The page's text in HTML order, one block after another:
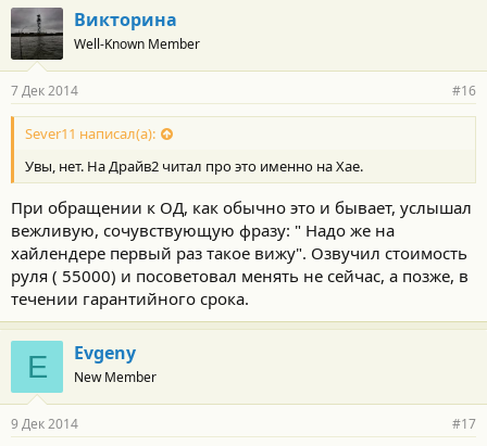
Викторина
Well-Known Member
7 Дек 2014 #16
Sever11 написал(а):
Увы, нет. На Драйв2 читал про это именно на Хае.
При обращении к ОД, как обычно это и бывает, услышал
вежливую, сочувствующую фразу: " Надо же на
хайлендере первый раз такое вижу". Озвучил стоимость
руля ( 55000) и посоветовал менять не сейчас, а позже, в
течении гарантийного срока.
E Evgeny
New Member
9 Дек 2014 #17